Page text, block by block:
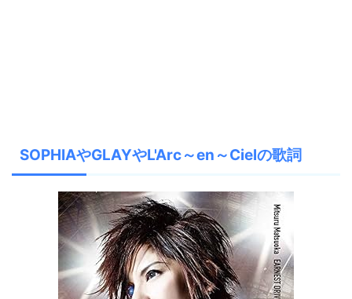
SOPHIAやGLAYやL'Arc～en～Cielの歌詞